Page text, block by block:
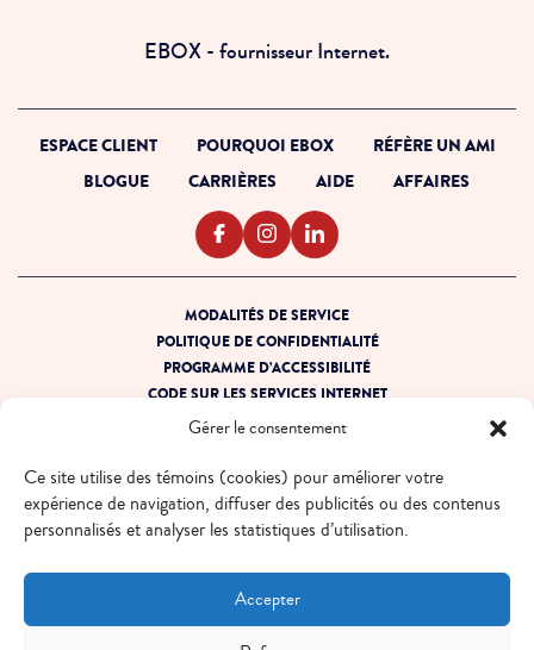
Gérer le consentement
Ce site utilise des témoins (cookies) pour améliorer votre
expérience de navigation, diffuser des publicités ou des contenus
personnalisés et analyser les statistiques d’utilisation.
Accepter
EBOX - fournisseur Internet.
ESPACE CLIENT POURQUOI EBOX
RÉFÈRE UN AMI
BLOGUE
CARRIÈRES AIDE AFFAIRES
MODALITÉS DE SERVICE
POLITIQUE DE CONFIDENTIALITÉ
PROGRAMME D’ACCESSIBILITÉ
CODE SUR LES SERVICES INTERNET
PRÊT POUR LA PANNE
© 2026 EBOX. Tous droits réservés.
QUÉBEC - FRQUÉBEC - ENONTARIO - FRONTARIO - EN